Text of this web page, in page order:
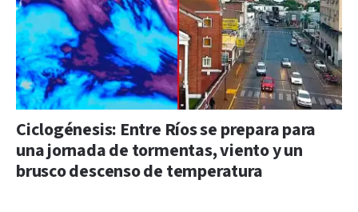
Ciclogénesis: Entre Ríos se prepara para
una jornada de tormentas, viento y un
brusco descenso de temperatura